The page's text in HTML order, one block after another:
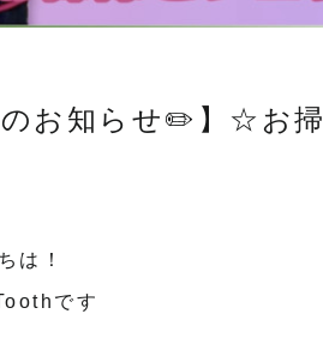
のお知らせ✏️】☆お
は！
です